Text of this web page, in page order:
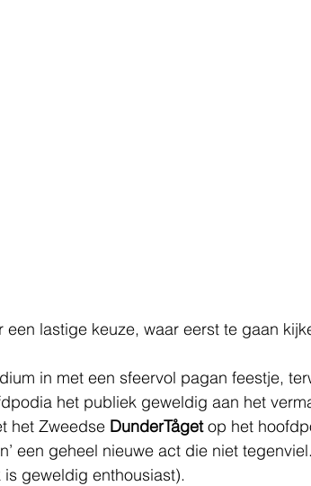
een lastige keuze, waar eerst te gaan
in met een sfeervol pagan feestje,
het publiek geweldig aan het
het Zweedse DunderTåget op het
een geheel nieuwe act die niet
geweldig enthousiast).